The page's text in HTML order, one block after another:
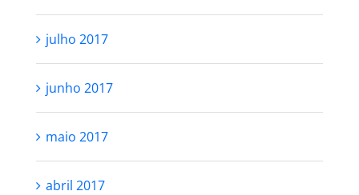
julho 2017
junho 2017
maio 2017
abril 2017